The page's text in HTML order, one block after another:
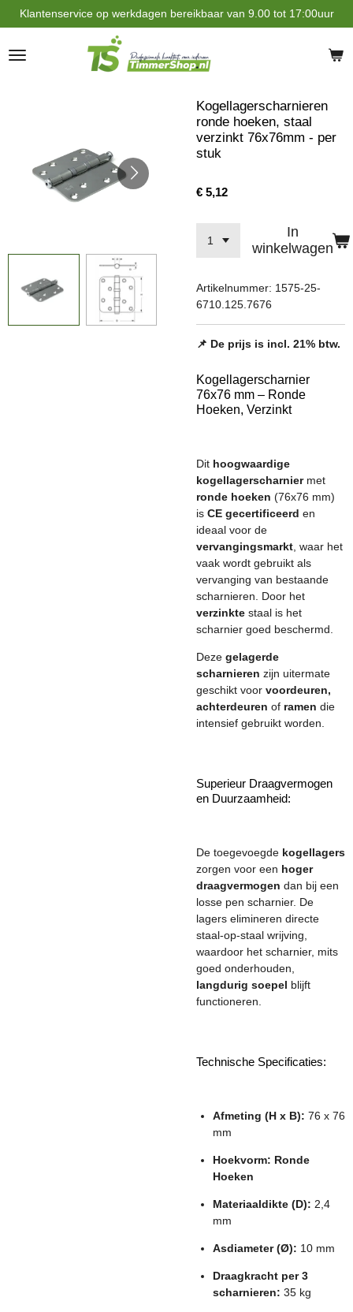
Ga
direct
naar
de
Klantenservice op werkdagen bereikbaar van 9.00 tot 17:00uur
Kogellagerscharnieren
ronde hoeken, staal
verzinkt 76x76mm - per
stuk
€ 5,12
In
winkelwagen
Artikelnummer: 1575-25-
6710.125.7676
📌 De prijs is incl. 21% btw.
Kogellagerscharnier
76x76 mm – Ronde
Hoeken, Verzinkt
Dit hoogwaardige
kogellagerscharniermet
ronde hoeken (76x76 mm)
is CE gecertificeerd en
ideaal voor de
vervangingsmarkt , waar het
vaak wordt gebruikt als
vervanging van bestaande
scharnieren. Door het
verzinkte staal is het
scharnier goed beschermd.
Deze gelagerde
scharnieren zijn uitermate
geschikt voor voordeuren,
achterdeuren of ramen die
intensief gebruikt worden.
Superieur Draagvermogen
en Duurzaamheid:
De toegevoegde kogellagers
zorgen voor een hoger
draagvermogen dan bij een
losse pen scharnier. De
lagers elimineren directe
staal-op-staal wrijving,
waardoor het scharnier, mits
goed onderhouden,
langdurig soepel blijft
functioneren.
Technische Specificaties:
Afmeting (H x B): 76 x 76
mm
Hoekvorm: Ronde
Hoeken
Materiaaldikte (D): 2,4
mm
Asdiameter (Ø): 10 mm
Draagkracht per 3
scharnieren: 35 kg